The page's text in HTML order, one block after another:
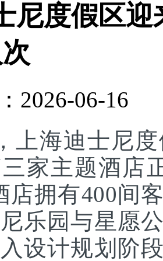
尼度假区
2026-06-16
上海迪士尼
家主题酒店
店拥有400间
尼乐园与星愿
设计规划阶